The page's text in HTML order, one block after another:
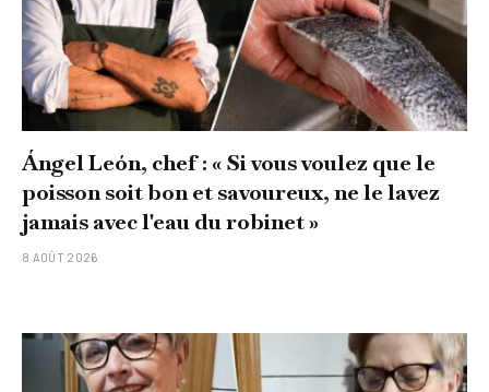
Ángel León, chef : « Si vous voulez que le
poisson soit bon et savoureux, ne le lavez
jamais avec l'eau du robinet »
8 AOÛT 2026